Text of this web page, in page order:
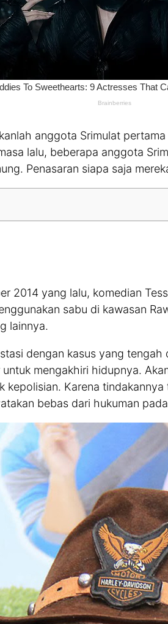
anggota Srimulat
lalu, beberapa anggota
Penasaran siapa saja
2014 yang lalu, komedian
sabu di kawasan
lainnya.
dengan kasus yang
mengakhiri hidupnya.
kepolisian. Karena
bebas dari hukuman